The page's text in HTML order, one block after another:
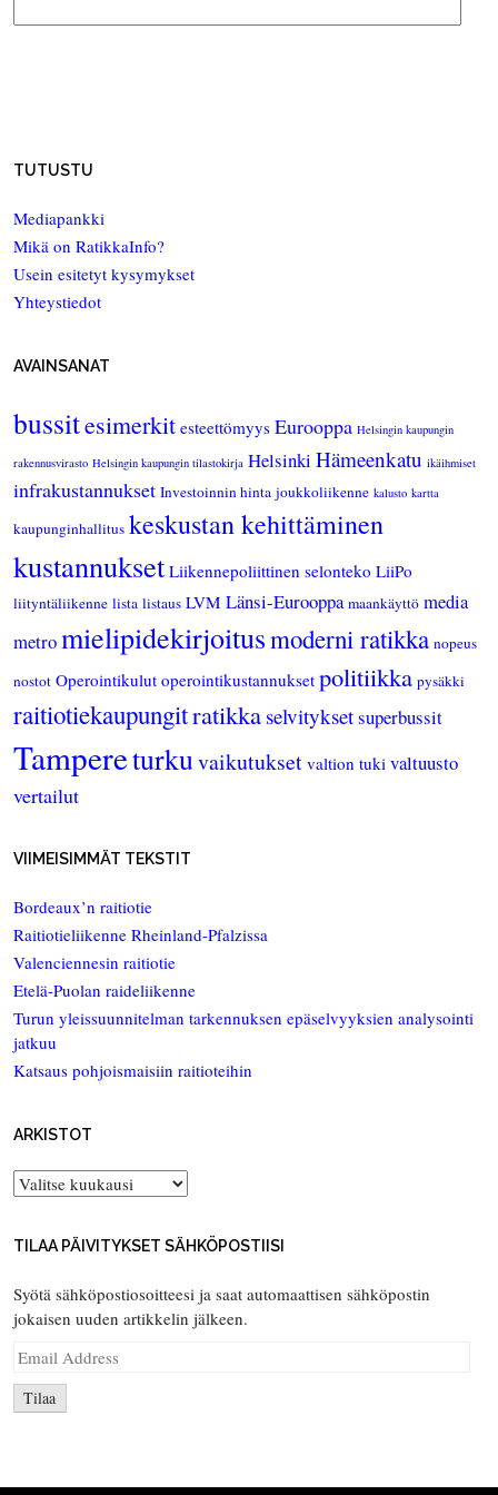
TUTUSTU
Mediapankki
Mikä on RatikkaInfo?
Usein esitetyt kysymykset
Yhteystiedot
AVAINSANAT
bussitesimerkit esteettömyys Eurooppa Helsingin kaupungin
rakennusvirasto Helsingin kaupungin tilastokirja Helsinki Hämeenkatu ikäihmiset
infrakustannukset Investoinnin hinta joukkoliikenne kalusto kartta
kaupunginhallitus keskustan kehittäminen
kustannukset Liikennepoliittinen selonteko LiiPo
liityntäliikenne lista listaus LVM Länsi-Eurooppa maankäyttö media
metromielipidekirjoitusmoderni ratikka nopeus
nostot Operointikulut operointikustannukset politiikka pysäkki
raitiotiekaupungitratikka selvityksetsuperbussit
Tampereturkuvaikutukset valtion tuki valtuusto
vertailut
VIIMEISIMMÄT TEKSTIT
Bordeaux’n raitiotie
Raitiotieliikenne Rheinland-Pfalzissa
Valenciennesin raitiotie
Etelä-Puolan raideliikenne
Turun yleissuunnitelman tarkennuksen epäselvyyksien analysointi
jatkuu
Katsaus pohjoismaisiin raitioteihin
ARKISTOT
Arkistot
TILAA PÄIVITYKSET SÄHKÖPOSTIISI
Syötä sähköpostiosoitteesi ja saat automaattisen sähköpostin
jokaisen uuden artikkelin jälkeen.
Email
Tilaa